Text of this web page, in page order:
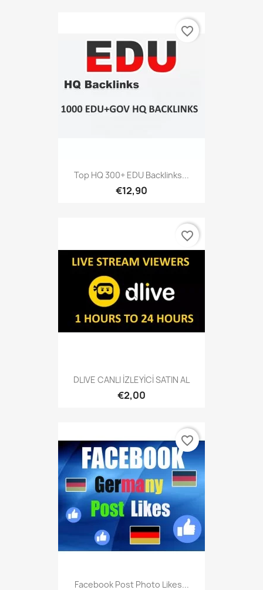
Top HQ 300+ EDU Backlinks...
€12,90
favorite_border
DLIVE CANLI İZLEYİCİ SATIN AL
€2,00
favorite_border
Facebook Post Photo Likes...
favorite_border